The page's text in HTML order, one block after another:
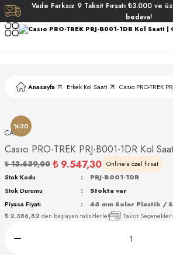
Vade Farksız 9 Taksit Fırsatı ₺3.000 ve
bedava!
Anasayfa Erkek Kol Saati Casıo PRO-TREK
%30
CASIO
Casıo PRO-TREK PRJ-B001-1DR Kol
₺ 13.639,00 ₺ 9.547,30 Online'a özel fırsat
₺ 2.386,82 den başlayan taksitlerle! Taksit Seçenekleri
Stok Kodu
PRJ-B001-1DR
Stok Durumu
Stokta var
Piyasa Fiyatı
46 mm Solar Plastik /